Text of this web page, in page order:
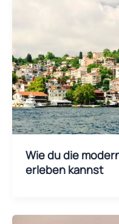
Wie du die
erleben kannst